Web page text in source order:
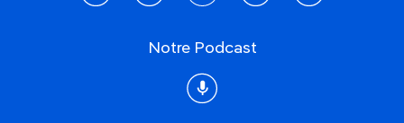
Notre Podcast
Podcast